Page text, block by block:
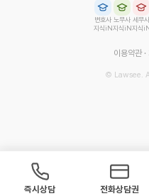
변호사
지식iN
노무사
지식iN
세무사
지식
이용약관·
© Lawsee.
즉시상담 전화상담권